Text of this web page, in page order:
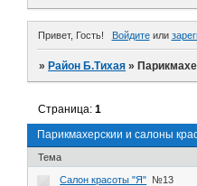
Привет, Гость! Войдитеили
» Район Б.Тихая »
Парикмахерскии и салоны
Страница:1
Тема
Салон красоты "Я" №13